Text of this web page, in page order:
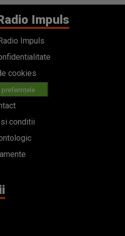
Impuls
Impuls
cookies
preferințele
conditii